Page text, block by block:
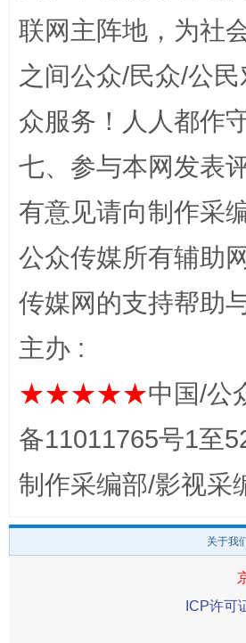
“蜀中异人”王建安的艺术幻境
完善运行机制助力责任有效落实
东山县通报“牛蛙产品抗生素超标问
联网主阵地，为社
之间公众/民众/公
众服务！人人都作
七、参与本网发表
有意见请向制作采
公众传媒所有辅助
传媒网的支持帮助
主办 :
★★★★★中国/公
备11011765号1至
制作采编部/影视采
关于我
ICP许可